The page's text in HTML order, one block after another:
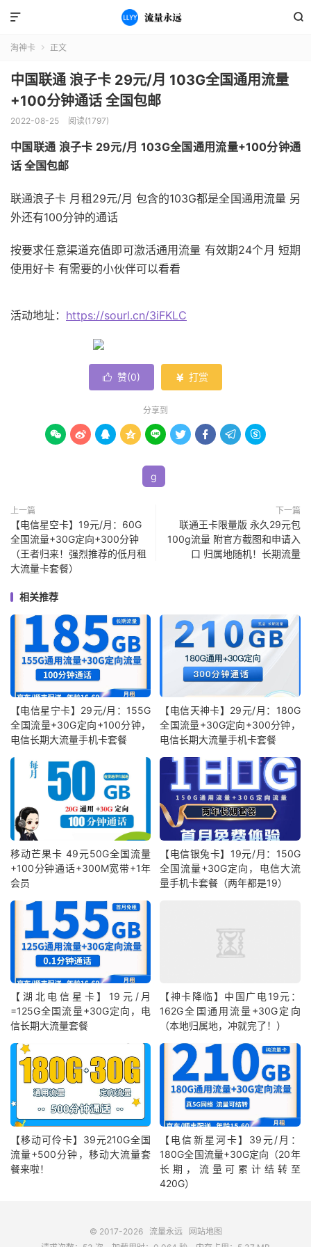


淘神卡  正文
中国联通 浪子卡 29元/月 103G全国通用流量
+100分钟通话 全国包邮
2022-08-25 阅读(1797)
中国联通 浪子卡 29元/月 103G全国通用流量+100分钟通
话 全国包邮
联通浪子卡 月租29元/月 包含的103G都是全国通用流量 另
外还有100分钟的通话
按要求任意渠道充值即可激活通用流量 有效期24个月 短期
使用好卡 有需要的小伙伴可以看看
活动地址： https://sourl.cn/3iFKLC
 赞(0)  打赏
分享到
        
g
上一篇
【电信星空卡】19元/月：60G
全国流量+30G定向+300分钟
（王者归来！强烈推荐的低月租
大流量卡套餐）
下一篇
联通王卡限量版 永久29元包
100g流量 附官方截图和申请入
口 归属地随机！长期流量
相关推荐
【电信星宁卡】29元/月：155G
全国流量+30G定向+100分钟，
电信长期大流量手机卡套餐
【电信天神卡】29元/月：180G
全国流量+30G定向+300分钟，
电信长期大流量手机卡套餐
移动芒果卡 49元50G全国流量
+100分钟通话+300M宽带+1年
会员
【电信银兔卡】19元/月：150G
全国流量+30G定向，电信大流
量手机卡套餐（两年都是19）
【湖北电信星卡】19元/月
=125G全国流量+30G定向，电
信长期大流量套餐
【神卡降临】中国广电19元：
162G全国通用流量+30G定向
（本地归属地，冲就完了！）
【移动可伶卡】39元210G全国
流量+500分钟，移动大流量套
餐来啦！
【电信新星河卡】39元/月：
180G全国流量+30G定向（20年
长期，流量可累计结转至
420G）
© 2017-2026 流量永远
网站地图